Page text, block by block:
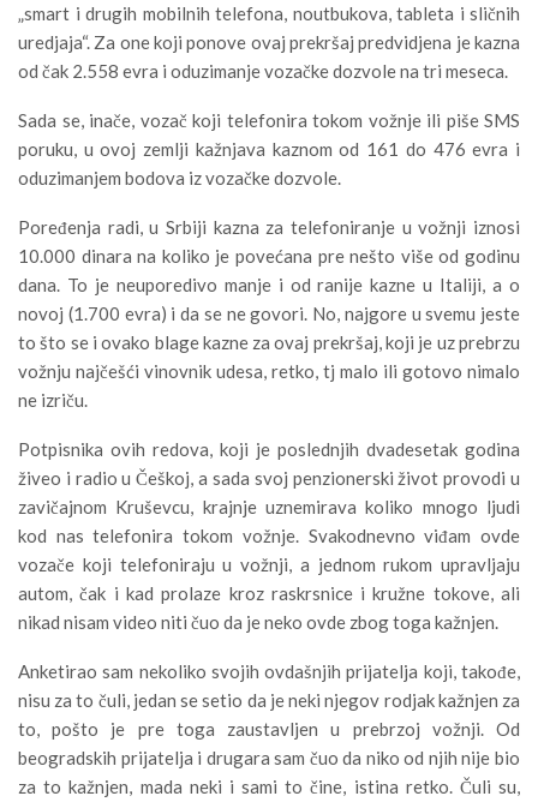
„smart i drugih mobilnih telefona, noutbukova, tableta i sličnih
uredjaja“. Za one koji ponove ovaj prekršaj predvidjena je kazna
od čak 2.558 evra i oduzimanje vozačke dozvole na tri meseca.
Sada se, inače, vozač koji telefonira tokom vožnje ili piše SMS
poruku, u ovoj zemlji kažnjava kaznom od 161 do 476 evra i
oduzimanjem bodova iz vozačke dozvole.
Poređenja radi, u Srbiji kazna za telefoniranje u vožnji iznosi
10.000 dinara na koliko je povećana pre nešto više od godinu
dana. To je neuporedivo manje i od ranije kazne u Italiji, a o
novoj (1.700 evra) i da se ne govori. No, najgore u svemu jeste
to što se i ovako blage kazne za ovaj prekršaj, koji je uz prebrzu
vožnju najčešći vinovnik udesa, retko, tj malo ili gotovo nimalo
ne izriču.
Potpisnika ovih redova, koji je poslednjih dvadesetak godina
živeo i radio u Češkoj, a sada svoj penzionerski život provodi u
zavičajnom Kruševcu, krajnje uznemirava koliko mnogo ljudi
kod nas telefonira tokom vožnje. Svakodnevno viđam ovde
vozače koji telefoniraju u vožnji, a jednom rukom upravljaju
autom, čak i kad prolaze kroz raskrsnice i kružne tokove, ali
nikad nisam video niti čuo da je neko ovde zbog toga kažnjen.
Anketirao sam nekoliko svojih ovdašnjih prijatelja koji, takođe,
nisu za to čuli, jedan se setio da je neki njegov rodjak kažnjen za
to, pošto je pre toga zaustavljen u prebrzoj vožnji. Od
beogradskih prijatelja i drugara sam čuo da niko od njih nije bio
za to kažnjen, mada neki i sami to čine, istina retko. Čuli su,